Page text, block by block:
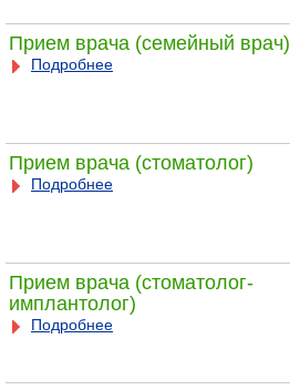
Прием врача (семейный врач)
Подробнее
Прием врача (стоматолог)
Подробнее
Прием врача (стоматолог-
имплантолог)
Подробнее